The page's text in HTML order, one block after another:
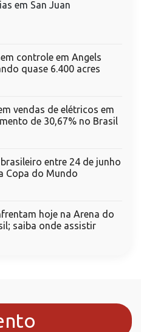
em San Juan
controle em Angels
quase 6.400 acres
vendas de elétricos em
de 30,67% no Brasil
entre 24 de junho
Copa do Mundo
hoje na Arena do
saiba onde assistir